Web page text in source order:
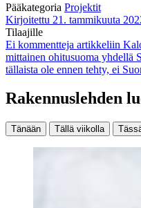
Pääkategoria Projektit
Kirjoitettu 21. tammikuuta
Tilaajille
Ei kommentteja artikkeliin
mittainen ohitusuoma yhdellä
tällaista ole ennen tehty, ei
Rakennuslehden
Tänään Tällä viikolla